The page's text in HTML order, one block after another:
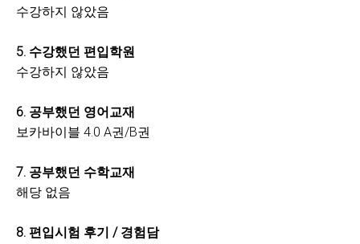
수강하지 않았음
5. 수강했던 편입학원
수강하지 않았음
6. 공부했던 영어교재
보카바이블 4.0 A권/B권
7. 공부했던 수학교재
해당 없음
8. 편입시험 후기 / 경험담